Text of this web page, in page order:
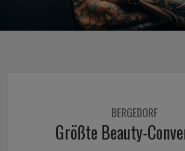
BERGEDORF
Größte Beauty-